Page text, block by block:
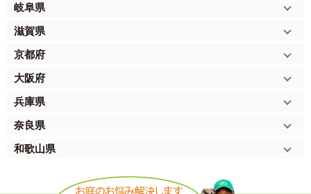
岐阜県
滋賀県
京都府
大阪府
兵庫県
奈良県
和歌山県